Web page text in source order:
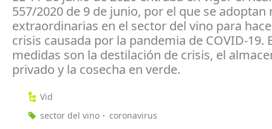
557/2020 de 9 de junio, por el que se adoptan
extraordinarias en el sector del vino para
crisis causada por la pandemia de COVID-19.
medidas son la destilación de crisis, el
privado y la cosecha en verde.
Vid
sector del vino
coronavirus